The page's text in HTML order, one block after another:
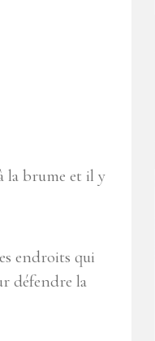
la brume et il y
endroits qui
défendre la